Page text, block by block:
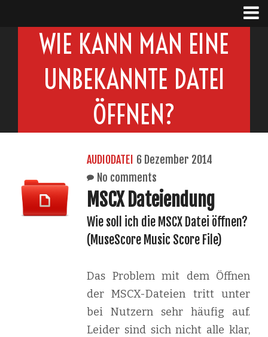
WIE KANN MAN EINE
UNBEKANNTE DATEI
ÖFFNEN?
AUDIODATEI 6 Dezember 2014
No comments
MSCX Dateiendung
Wie soll ich die MSCX Datei öffnen?
(MuseScore Music Score File)
Das Problem mit dem Öffnen
der MSCX-Dateien tritt unter
bei Nutzern sehr häufig auf.
Leider sind sich nicht alle klar,